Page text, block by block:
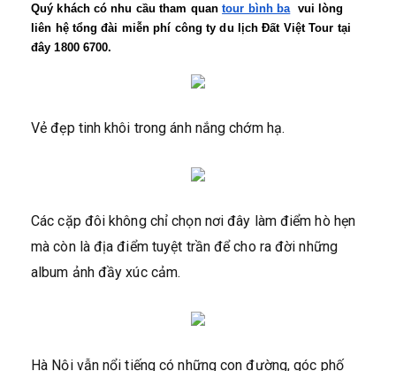
Quý khách có nhu cầu tham quan tour bình ba vui lòng
liên hệ tổng đài miễn phí công ty du lịch Đất Việt Tour tại
đây 1800 6700.
Vẻ đẹp tinh khôi trong ánh nắng chớm hạ.
Các cặp đôi không chỉ chọn nơi đây làm điểm hò hẹn
mà còn là địa điểm tuyệt trần để cho ra đời những
album ảnh đầy xúc cảm.
Hà Nội vẫn nổi tiếng có những con đường, góc phố